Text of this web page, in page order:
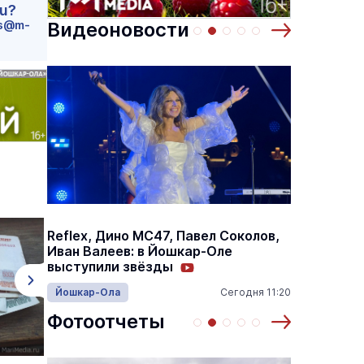
Выставка «… И птичка вылетает II»
Музеи 10 августа
Видеоновости
Reflex, Дино МС47, Павел Соколов,
Иван Валеев: в Йошкар-Оле
выступили звёзды
Йошкар-Ола Сегодня 11:20
Фотоотчеты